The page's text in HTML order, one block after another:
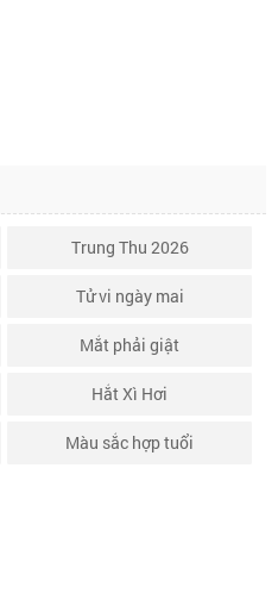
Trung Thu 2026
Tử vi ngày mai
Mắt phải giật
Hắt Xì Hơi
Màu sắc hợp tuổi